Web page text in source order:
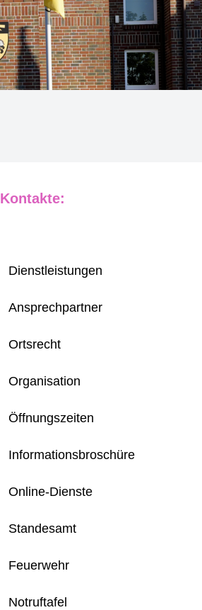
Dienstleistungen
Ansprechpartner
Ortsrecht
Organisation
Öffnungszeiten
Informationsbroschüre
Online-Dienste
Standesamt
Feuerwehr
Notruftafel
Kontakte: